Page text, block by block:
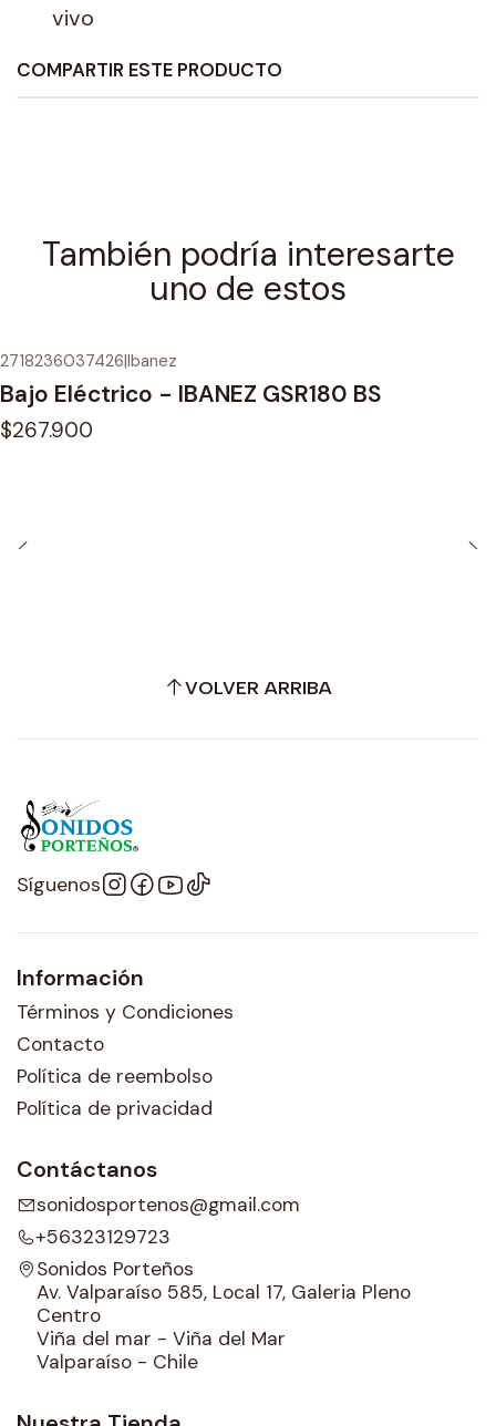
vivo
COMPARTIR ESTE PRODUCTO
También podría interesarte
uno de estos
2718236037426|Ibanez
Bajo Eléctrico - IBANEZ GSR180 BS
$267.900
VOLVER ARRIBA
Síguenos
Información
Términos y Condiciones
Contacto
Política de reembolso
Política de privacidad
Contáctanos
sonidosportenos@gmail.com
+56323129723
Sonidos Porteños
Av. Valparaíso 585, Local 17, Galeria Pleno
Centro
Viña del mar - Viña del Mar
Valparaíso - Chile